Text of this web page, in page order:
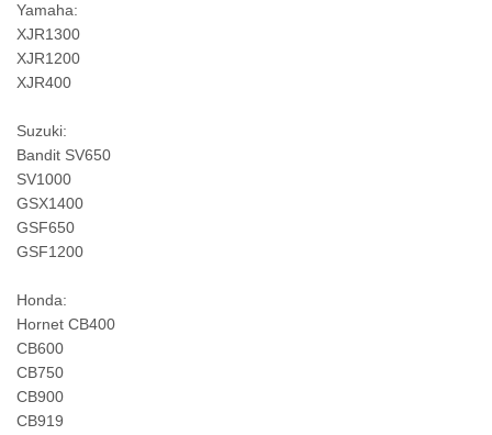
Yamaha:
XJR1300
XJR1200
XJR400
Suzuki:
Bandit SV650
SV1000
GSX1400
GSF650
GSF1200
Honda:
Hornet CB400
CB600
CB750
CB900
CB919